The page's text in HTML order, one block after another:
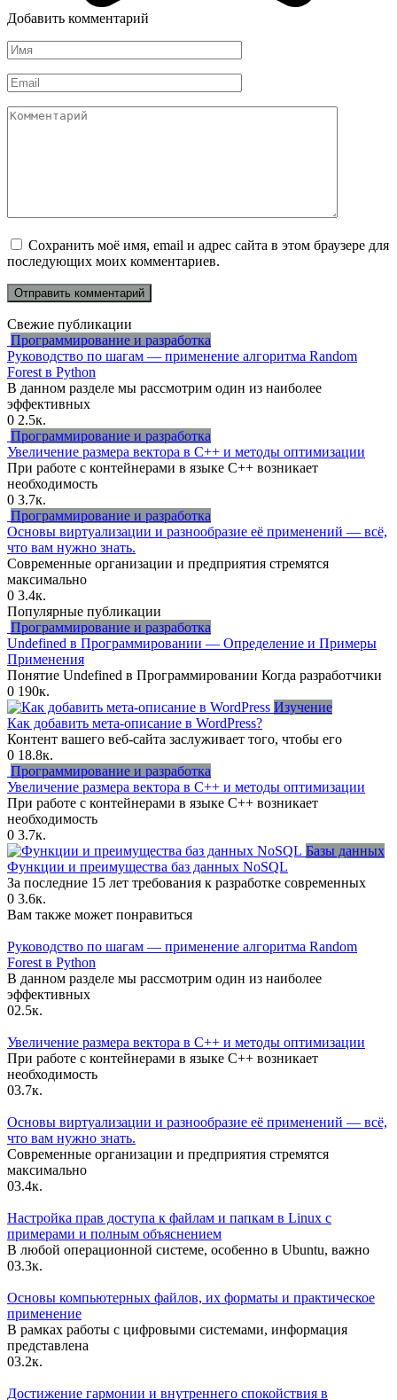
Добавить комментарий
Имя
*
Email
*
Комментарий
Сохранить моё имя, email и адрес сайта в этом браузере для
последующих моих комментариев.
Свежие публикации
Программирование и разработка
Руководство по шагам — применение алгоритма Random
Forest в Python
В данном разделе мы рассмотрим один из наиболее
эффективных
0 2.5к.
Программирование и разработка
Увеличение размера вектора в C++ и методы оптимизации
При работе с контейнерами в языке C++ возникает
необходимость
0 3.7к.
Программирование и разработка
Основы виртуализации и разнообразие её применений — всё,
что вам нужно знать.
Современные организации и предприятия стремятся
максимально
0 3.4к.
Популярные публикации
Программирование и разработка
Undefined в Программировании — Определение и Примеры
Применения
Понятие Undefined в Программировании Когда разработчики
0 190к.
Изучение
Как добавить мета-описание в WordPress?
Контент вашего веб-сайта заслуживает того, чтобы его
0 18.8к.
Программирование и разработка
Увеличение размера вектора в C++ и методы оптимизации
При работе с контейнерами в языке C++ возникает
необходимость
0 3.7к.
Базы данных
Функции и преимущества баз данных NoSQL
За последние 15 лет требования к разработке современных
0 3.6к.
Вам также может понравиться
Руководство по шагам — применение алгоритма Random
Forest в Python
В данном разделе мы рассмотрим один из наиболее
эффективных
02.5к.
Увеличение размера вектора в C++ и методы оптимизации
При работе с контейнерами в языке C++ возникает
необходимость
03.7к.
Основы виртуализации и разнообразие её применений — всё,
что вам нужно знать.
Современные организации и предприятия стремятся
максимально
03.4к.
Настройка прав доступа к файлам и папкам в Linux с
примерами и полным объяснением
В любой операционной системе, особенно в Ubuntu, важно
03.3к.
Основы компьютерных файлов, их форматы и практическое
применение
В рамках работы с цифровыми системами, информация
представлена
03.2к.
Достижение гармонии и внутреннего спокойствия в